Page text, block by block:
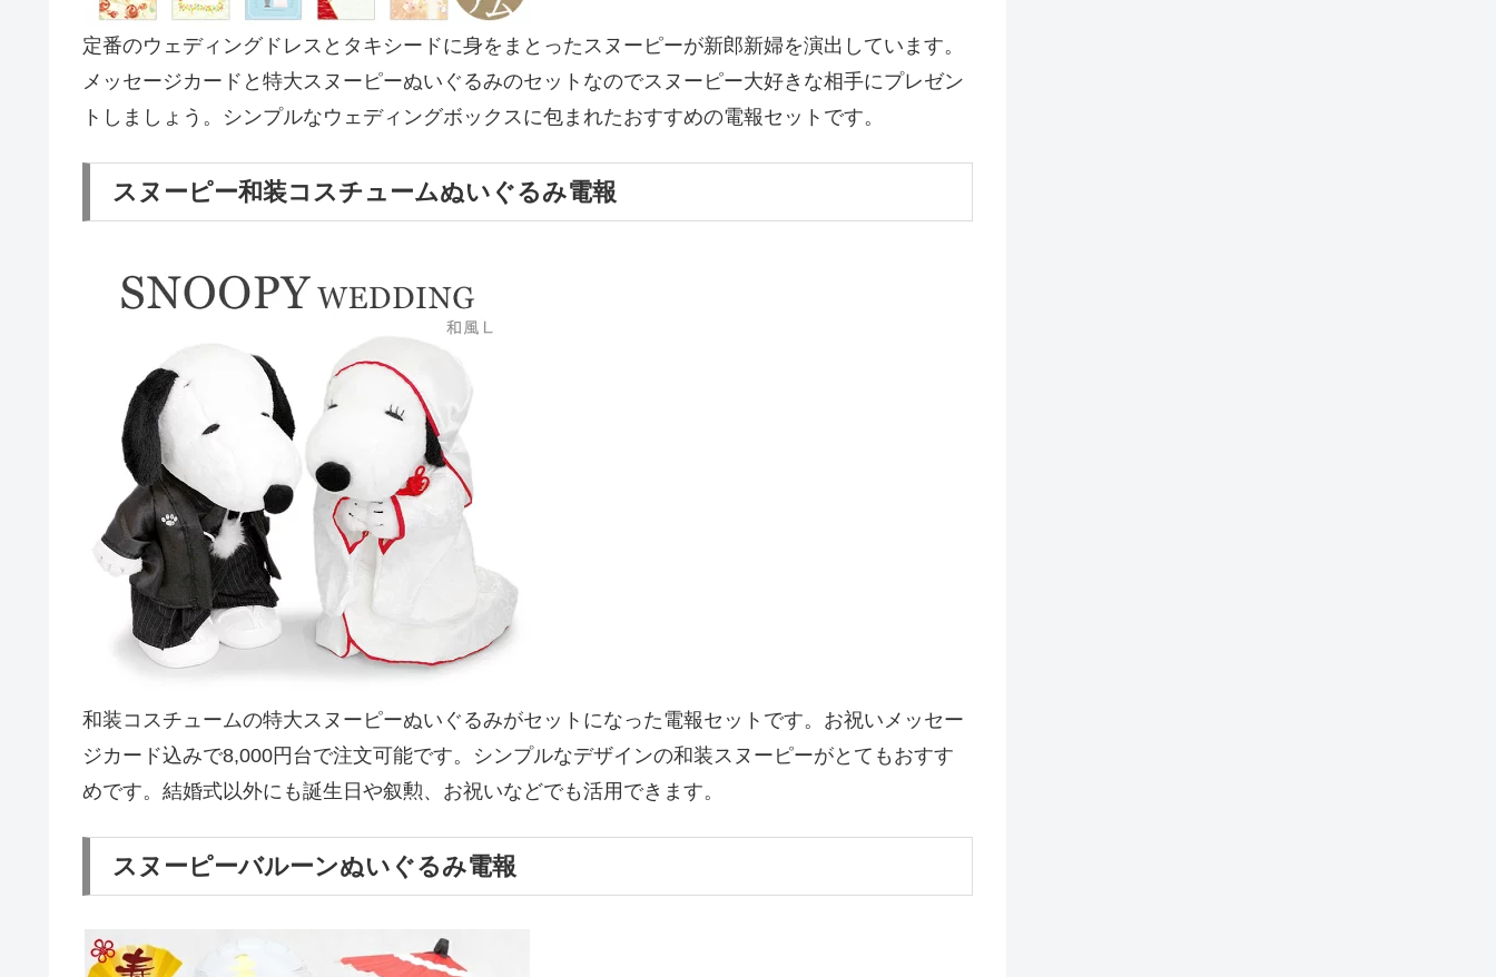
定番のウェディングドレスとタキシードに身をまとったスヌーピーが新郎新婦を演出しています。
メッセージカードと特大スヌーピーぬいぐるみのセットなのでスヌーピー大好きな相手にプレゼン
トしましょう。シンプルなウェディングボックスに包まれたおすすめの電報セットです。
スヌーピー和装コスチュームぬいぐるみ電報
和装コスチュームの特大スヌーピーぬいぐるみがセットになった電報セットです。お祝いメッセー
ジカード込みで8,000円台で注文可能です。シンプルなデザインの和装スヌーピーがとてもおすす
めです。結婚式以外にも誕生日や叙勲、お祝いなどでも活用できます。
スヌーピーバルーンぬいぐるみ電報